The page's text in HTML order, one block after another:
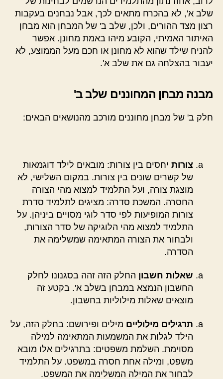
שלב א', לא בהכרח מתאים לכך, אבל נבחנים בעקבות
רצון מצד ההורים, ולכן, שלב ב' של המבחן הוא מבחן
האיתור האמיתי, הקובע מיהו באמת מחונן. אפשר
להניח שילד שהוא לא מחונן או חכם מעל הממוצע, לא
יעבור בהצלחה גם את שלב א'.
מבנה מבחן המחוננים שלב ב'
חלק ב' של מבחן מחוננים מורכב מהנושאים הבאים:
צורות יחסים בין צורות: מובאים לילד דוגמאות
של קשרים שונים בין צורות. במקום השלישי, לא
מוצגת צורה, ועל התלמיד למצוא מהי הצורה
החסרה. המשכת סדרה: מציגים לתלמיד סדרת
צורות המופיעות לפי סדר לוגי מסויים ביניהן. על
התלמיד למצוא מהי הלוגיקה של סדר הצורות,
ולבחור את הצורה המתאימה שמשלימה את
הסדרה.
שאלות חשבון החלק הזה זהה בסגנונו לחלק
החשבון הנמצא במבחן בשלב א'. בקטע זה
מוצאים שאלות מילוליות בחשבון.
תרגילים מילוליים מילים ופירושם: בחלק הזה, על
הילד לגלות את המשמעות המתאימה למילה
מסוימת. השלמת משפטים: בתרגילים אלו מובא
משפט, ומילה אחת חסרה במשפט. על התלמיד
לבחור את המילה המשלימה את המשפט.